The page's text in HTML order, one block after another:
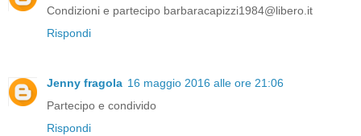
Condizioni e partecipo barbaracapizzi1984@libero.it
Rispondi
Jenny fragola 16 maggio 2016 alle ore 21:06
Partecipo e condivido
Rispondi